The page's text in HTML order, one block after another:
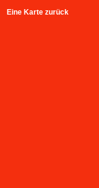
Eine Karte zurück